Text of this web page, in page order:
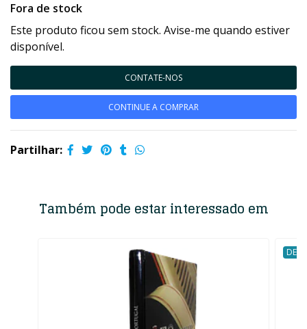
Fora de stock
Este produto ficou sem stock. Avise-me quando estiver
disponível.
CONTATE-NOS
CONTINUE A COMPRAR
Partilhar:
Também pode estar interessado em